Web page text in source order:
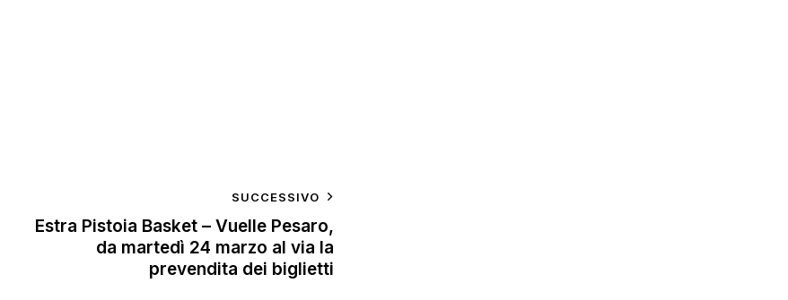
SUCCESSIVO
Estra Pistoia Basket – Vuelle Pesaro,
da martedì 24 marzo al via la
prevendita dei biglietti